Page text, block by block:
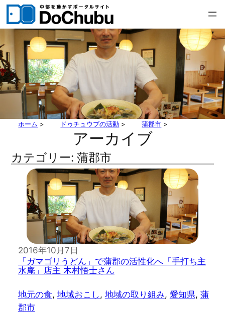
内
ス
キ
ッ
プ
ホーム > ドゥチュウブの活動 > 蒲郡市 >
アーカイブ
カテゴリー:蒲郡市
2016年10月7日
「ガマゴリうどん」で蒲郡の活性化へ「手打ち主
水庵」店主 木村悟士さん
地元の食, 地域おこし, 地域の取り組み, 愛知県, 蒲
郡市